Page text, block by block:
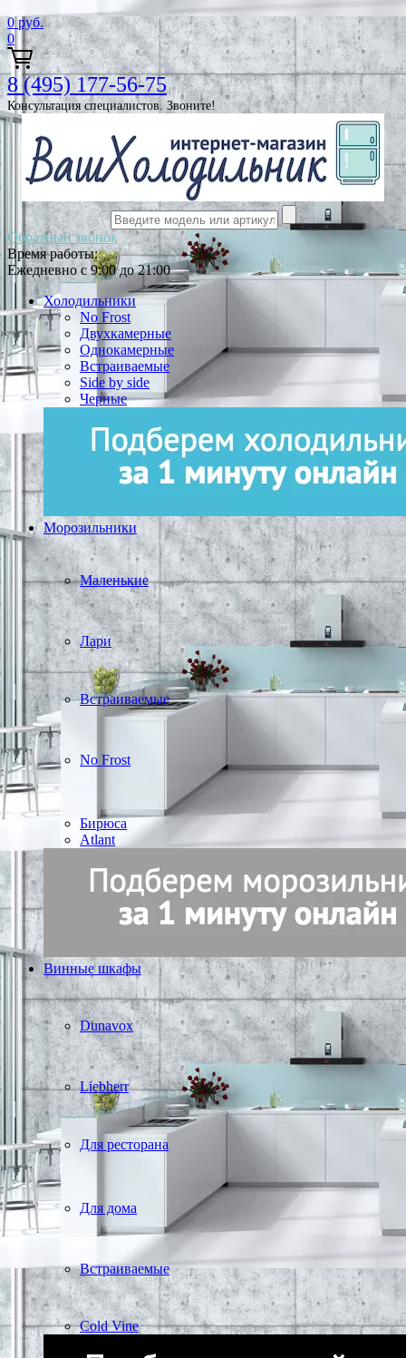
0 руб.
0
8 (495) 177-56-75
Консультация специалистов. Звоните!
Обратный звонок
Время работы:
Ежедневно с 9:00 до 21:00
Холодильники
No Frost
Двухкамерные
Однокамерные
Встраиваемые
Side by side
Черные
Морозильники
Маленькие
Лари
Встраиваемые
No Frost
Бирюса
Atlant
Винные шкафы
Dunavox
Liebherr
Для ресторана
Для дома
Встраиваемые
Cold Vine